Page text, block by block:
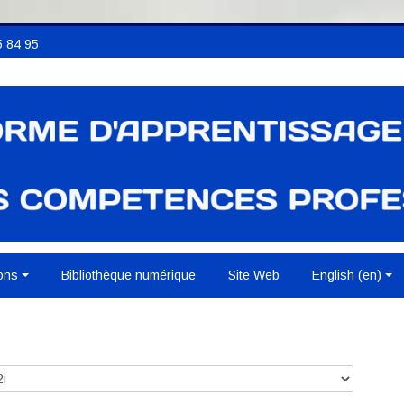
95
Bibliothèque numérique Site Web English ‎(en)‎